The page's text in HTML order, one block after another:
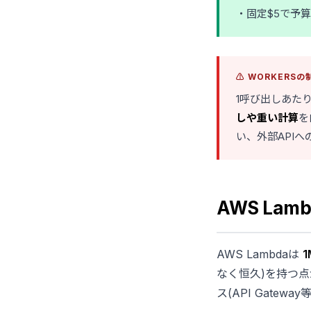
・固定$5で予
⚠️ WORKERSの
1呼び出しあた
しや重い計算
い、外部APIへ
AWS
AWS Lambdaは
なく恒久)を持つ
ス(API Gateway